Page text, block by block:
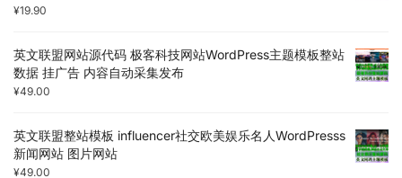
¥19.90
英文联盟网站源代码 极客科技网站WordPress主题模板整站
数据 挂广告 内容自动采集发布
¥49.00
英文联盟整站模板 influencer社交欧美娱乐名人WordPresss
新闻网站 图片网站
¥49.00